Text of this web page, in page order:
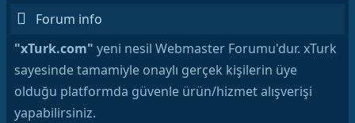
Forum info
"xTurk.com" yeni nesil Webmaster Forumu'dur. xTurk
sayesinde tamamiyle onaylı gerçek kişilerin üye
olduğu platformda güvenle ürün/hizmet alışverişi
yapabilirsiniz.